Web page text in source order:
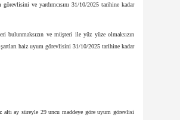
ve yardımcısını 31/10/2025 tarihine kadar
bulunmaksızın ve müşteri ile yüz yüze olmaksızın
haiz uyum görevlisini 31/10/2025 tarihine kadar
ay süreyle 29 uncu maddeye göre uyum görevlisi